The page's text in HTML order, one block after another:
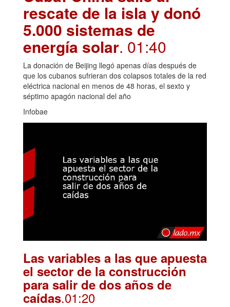
rescate de la isla y donó
5.000 sistemas de
energía solar. 01:40
La donación de Beijing llegó apenas días después de
que los cubanos sufrieran dos colapsos totales de la red
eléctrica nacional en menos de 48 horas, el sexto y
séptimo apagón nacional del año
Infobae
Las variables a las que apuesta
el sector de la construcción
para salir de dos años de
caídas.01:20